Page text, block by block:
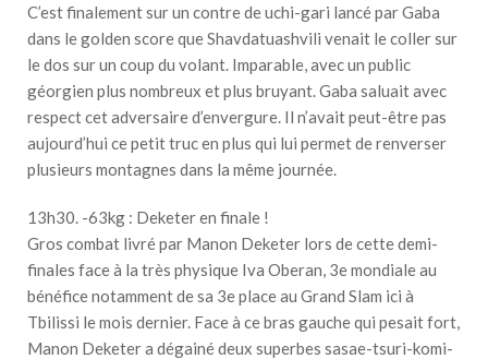
C’est finalement sur un contre de uchi-gari lancé par Gaba
dans le golden score que Shavdatuashvili venait le coller sur
le dos sur un coup du volant. Imparable, avec un public
géorgien plus nombreux et plus bruyant. Gaba saluait avec
respect cet adversaire d’envergure. Il n’avait peut-être pas
aujourd’hui ce petit truc en plus qui lui permet de renverser
plusieurs montagnes dans la même journée.
13h30. -63kg : Deketer en finale !
Gros combat livré par Manon Deketer lors de cette demi-
finales face à la très physique Iva Oberan, 3e mondiale au
bénéfice notamment de sa 3e place au Grand Slam ici à
Tbilissi le mois dernier. Face à ce bras gauche qui pesait fort,
Manon Deketer a dégainé deux superbes sasae-tsuri-komi-